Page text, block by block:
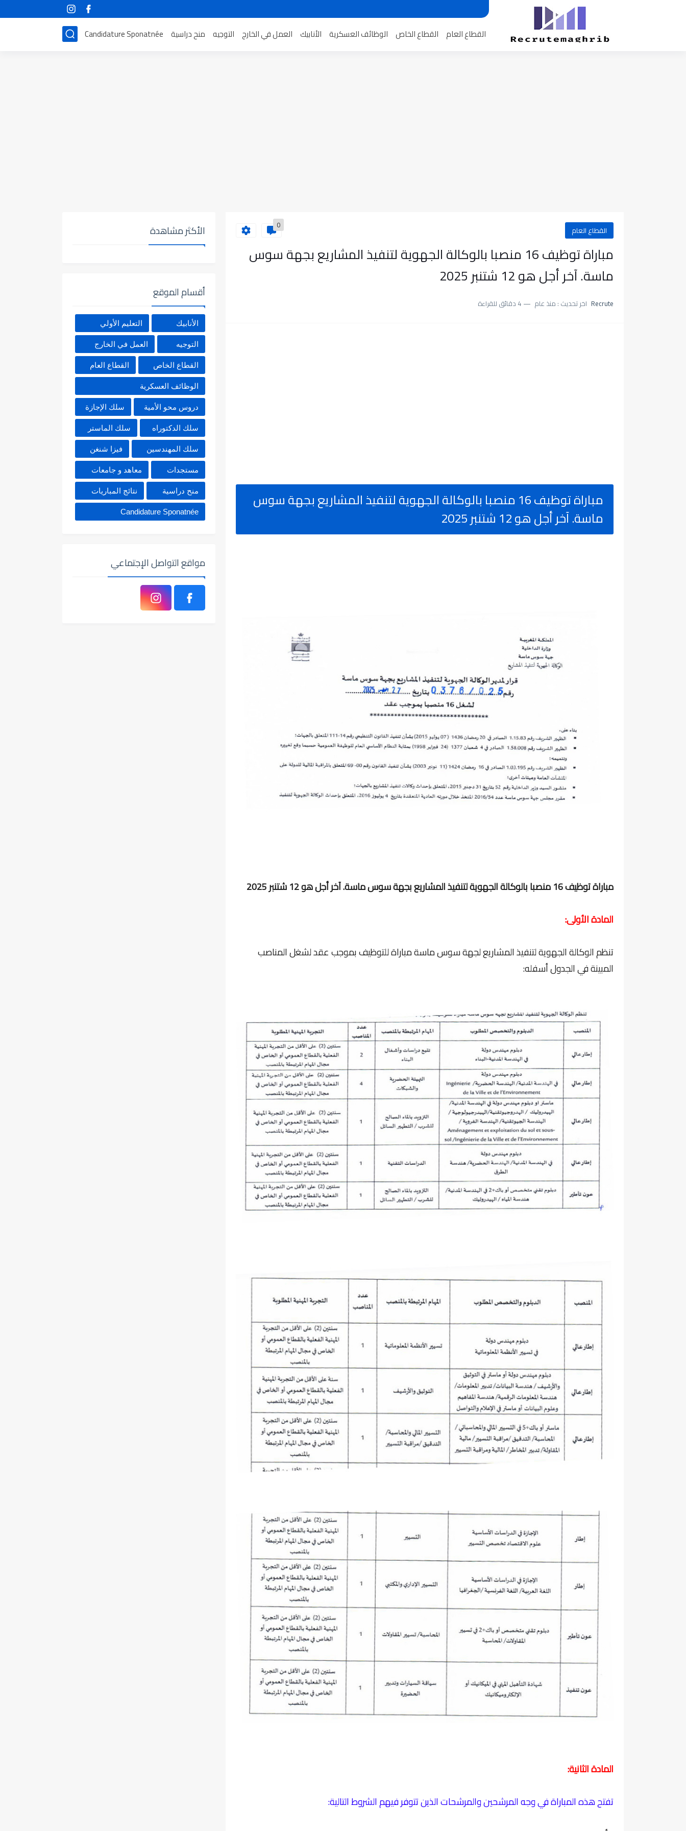
القطاع العام القطاع الخاص الوظائف العسكرية الأنابيك العمل في الخارج التوجيه منح دراسية Candidature Sponatnée
القطاع العام 0
مباراة توظيف 16 منصبا بالوكالة الجهوية لتنفيذ المشاريع بجهة سوس
ماسة. آخر أجل هو 12 شتنبر 2025
Recrute اخر تحديث : منذ عام 4 دقائق للقراءة
مباراة توظيف 16 منصبا بالوكالة الجهوية لتنفيذ المشاريع بجهة سوس
ماسة. آخر أجل هو 12 شتنبر 2025
مباراة توظيف 16 منصبا بالوكالة الجهوية لتنفيذ المشاريع بجهة سوس ماسة. آخر أجل هو 12 شتنبر 2025
المادة الأولى:
تنظم الوكالة الجهوية لتنفيذ المشاريع لجهة سوس ماسة مباراة للتوظيف بموجب عقد لشغل المناصب
المبينة في الجدول أسفله:
المادة الثانية:
تفتح هذه المباراة في وجه المرشحين والمرشحات الذين تتوفر فيهم الشروط التالية:
الأكثر مشاهدة
أقسام الموقع
الأنابيك التعليم الأولي
التوجيه العمل في الخارج
القطاع الخاص القطاع العام
الوظائف العسكرية
دروس محو الأمية سلك الإجازة
سلك الدكتوراه سلك الماستر
سلك المهندسين فيزا شنغن
مستجدات معاهد و جامعات
منح دراسية نتائج المباريات
Candidature Sponatnée
مواقع التواصل الإجتماعي